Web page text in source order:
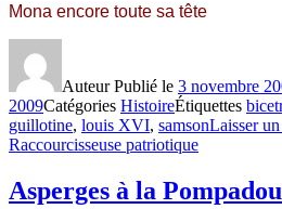
Mona encore toute sa tête
AuteurPublié le 3 novembre
2009Catégories HistoireÉtiquettes
guillotine, louis XVI, samsonLaisser
Raccourcisseuse patriotique
Asperges à la